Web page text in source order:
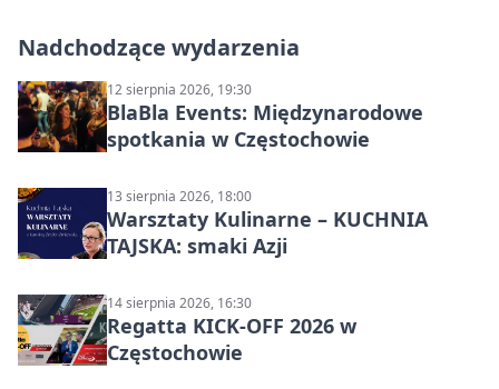
Nadchodzące wydarzenia
12 sierpnia 2026, 19:30
BlaBla Events: Międzynarodowe
spotkania w Częstochowie
13 sierpnia 2026, 18:00
Warsztaty Kulinarne – KUCHNIA
TAJSKA: smaki Azji
14 sierpnia 2026, 16:30
Regatta KICK-OFF 2026 w
Częstochowie